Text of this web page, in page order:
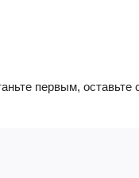
первым, оставьте